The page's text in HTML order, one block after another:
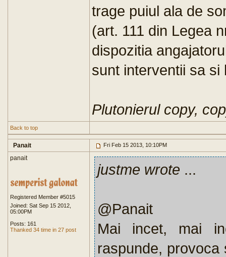
trage puiul ala de
(art. 111 din Legea
dispozitia
sunt interventii sa
Plutonierul copy,
Back to top
Panait Fri Feb 15 2013, 10:10PM
panait
Registered Member #5015
Joined: Sat Sep 15 2012,
05:00PM
Posts: 161
Thanked 34 time in 27 post
justme wrote ...
@Panait
Mai incet, mai
raspunde, provoca